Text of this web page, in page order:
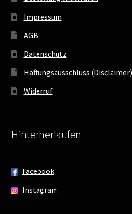
Impressum
AGB
Datenschutz
Haftungsausschluss (Disclaimer)
Widerruf
Hinterherlaufen
Facebook
Instagram